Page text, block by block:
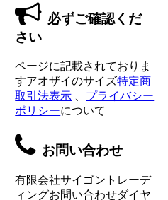
必ずご確認くだ
さい
ページに記載されておりま
すアオザイのサイズ特定商
取引法表示
プライバシー
ポリシーについて
お問い合わせ
有限会社サイゴントレーデ
ィングお問い合わせダイヤ